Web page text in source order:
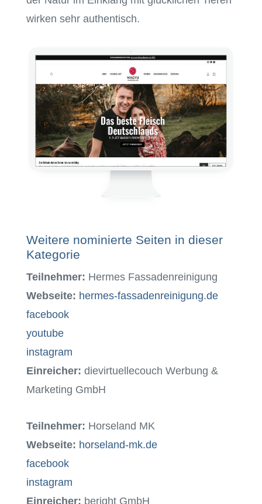
wirken sehr authentisch.
Weitere nominierte Seiten in dieser
Kategorie
Teilnehmer: Hermes Fassadenreinigung
Webseite: hermes-fassadenreinigung.de
facebook
youtube
instagram
Einreicher: dievirtuellecouch Werbung &
Marketing GmbH
Teilnehmer: Horseland MK
Webseite: horseland-mk.de
facebook
instagram
Einreicher: beright GmbH